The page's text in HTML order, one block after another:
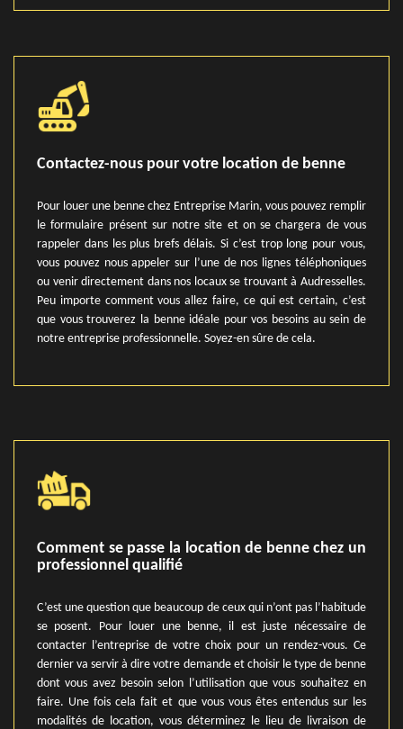
Contactez-nous pour votre location de benne
Pour louer une benne chez Entreprise Marin, vous pouvez remplir
le formulaire présent sur notre site et on se chargera de vous
rappeler dans les plus brefs délais. Si c’est trop long pour vous,
vous pouvez nous appeler sur l’une de nos lignes téléphoniques
ou venir directement dans nos locaux se trouvant à Audresselles.
Peu importe comment vous allez faire, ce qui est certain, c’est
que vous trouverez la benne idéale pour vos besoins au sein de
notre entreprise professionnelle. Soyez-en sûre de cela.
Comment se passe la location de benne chez un
professionnel qualifié
C’est une question que beaucoup de ceux qui n’ont pas l’habitude
se posent. Pour louer une benne, il est juste nécessaire de
contacter l’entreprise de votre choix pour un rendez-vous. Ce
dernier va servir à dire votre demande et choisir le type de benne
dont vous avez besoin selon l’utilisation que vous souhaitez en
faire. Une fois cela fait et que vous vous êtes entendus sur les
modalités de location, vous déterminez le lieu de livraison de